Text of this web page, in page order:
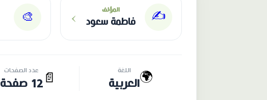
✍️ المؤلف
فاطمة سعود ›
🎨
🌍 اللغة
العربية 📄
عدد الصفحات
12 صفحة